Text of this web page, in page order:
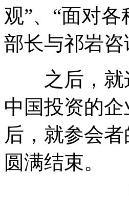
观”、“面对
部长与祁岩
之后，就这
中国投资的
后，就参会
圆满结束。